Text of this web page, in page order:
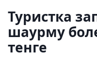
Туристка
шаурму
тенге